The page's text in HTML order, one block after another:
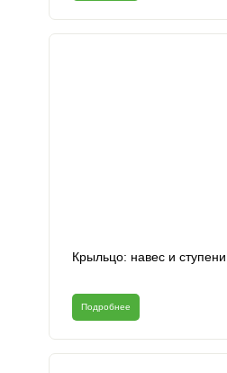
Крыльцо: навес и
Подробнее